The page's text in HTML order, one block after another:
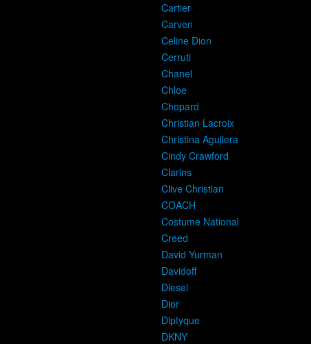
Cartier
Carven
Celine Dion
Cerruti
Chanel
Chloe
Chopard
Christian Lacroix
Christina Aguilera
Cindy Crawford
Clarins
Clive Christian
COACH
Costume National
Creed
David Yurman
Davidoff
Diesel
Dior
Diptyque
DKNY